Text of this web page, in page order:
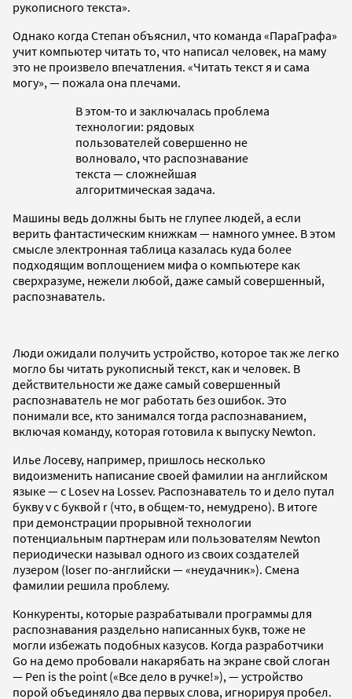
рукописного текста».
Однако когда Степан объяснил, что команда «ПараГрафа»
учит компьютер читать то, что написал человек, на маму
это не произвело впечатления. «Читать текст я и сама
могу», — пожала она плечами.
В этом-то и заключалась проблема
технологии: рядовых
пользователей совершенно не
волновало, что распознавание
текста — сложнейшая
алгоритмическая задача.
Машины ведь должны быть не глупее людей, а если
верить фантастическим книжкам — намного умнее. В этом
смысле электронная таблица казалась куда более
подходящим воплощением мифа о компьютере как
сверхразуме, нежели любой, даже самый совершенный,
распознаватель.
Люди ожидали получить устройство, которое так же легко
могло бы читать рукописный текст, как и человек. В
действительности же даже самый совершенный
распознаватель не мог работать без ошибок. Это
понимали все, кто занимался тогда распознаванием,
включая команду, которая готовила к выпуску Newton.
Илье Лосеву, например, пришлось несколько
видоизменить написание своей фамилии на английском
языке — с Losev на Lossev. Распознаватель то и дело путал
букву v с буквой r (что, в общем-то, немудрено). В итоге
при демонстрации прорывной технологии
потенциальным партнерам или пользователям Newton
периодически называл одного из своих создателей
лузером (loser по-английски — «неудачник»). Смена
фамилии решила проблему.
Конкуренты, которые разрабатывали программы для
распознавания раздельно написанных букв, тоже не
могли избежать подобных казусов. Когда разработчики
Go на демо пробовали накарябать на экране свой слоган
— Pen is the point («Все дело в ручке!»), — устройство
порой объединяло два первых слова, игнорируя пробел.